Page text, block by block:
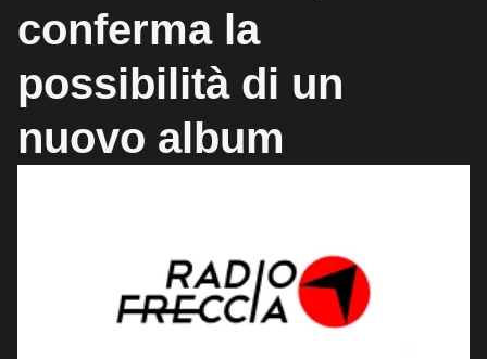
conferma la
possibilità di un
nuovo album